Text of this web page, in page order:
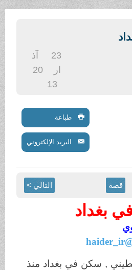
20
طباعة
البريد الإلكتروني
قصة التالي >
بغداد
, سكن في بغداد منذ